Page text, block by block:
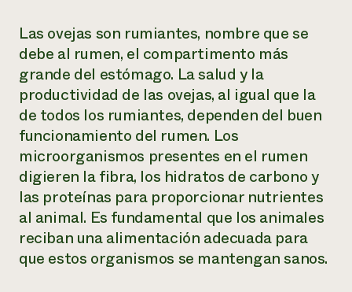
Las ovejas son rumiantes, nombre que se
debe al rumen, el compartimento más
grande del estómago. La salud y la
productividad de las ovejas, al igual que la
de todos los rumiantes, dependen del buen
funcionamiento del rumen. Los
microorganismos presentes en el rumen
digieren la fibra, los hidratos de carbono y
las proteínas para proporcionar nutrientes
al animal. Es fundamental que los animales
reciban una alimentación adecuada para
que estos organismos se mantengan sanos.